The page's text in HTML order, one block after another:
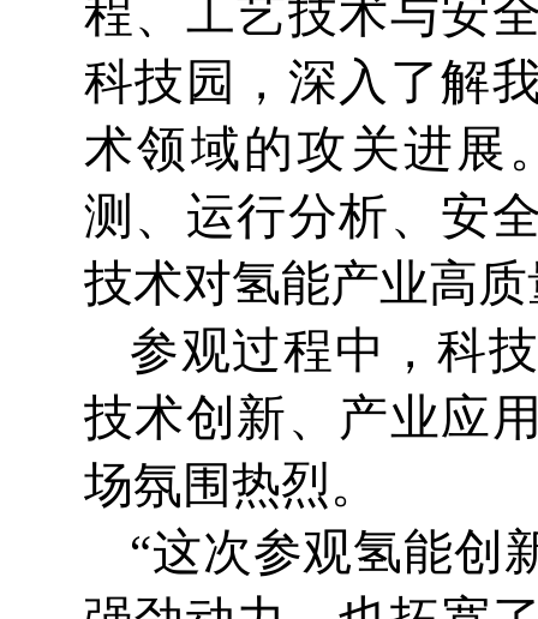
程、工艺技术与安
科技园，深入了解
术领域的攻关进展
测、运行分析、安
技术对氢能产业高
参观过程中，科
技术创新、产业应
场氛围热烈。
“这次参观氢能创